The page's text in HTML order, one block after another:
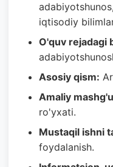
iqtisodiy
O'quv rejadagi
Asosiy qism:
Amaliy
ro'yxati.
Mustaqil ishni
foydalanish.